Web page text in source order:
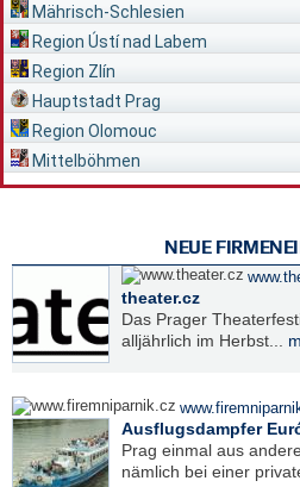
Mährisch-Schlesien
Region Ústí nad Labem
Region Zlín
Hauptstadt Prag
Region Olomouc
Mittelböhmen
NEUE
theater.cz
Das Prager
alljährlich im Herbst...
Ausflugsdampfer
Prag einmal aus
nämlich bei einer